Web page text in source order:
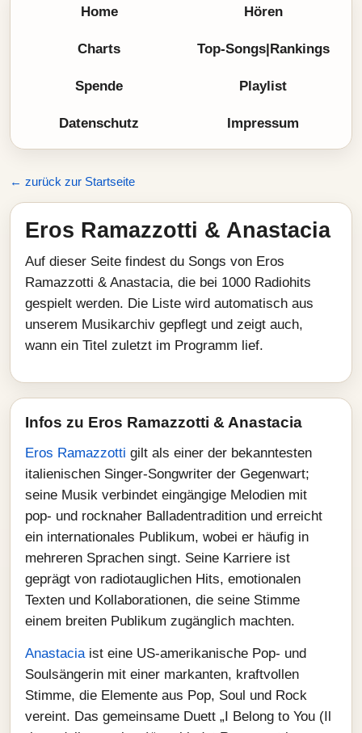
Home Hören
Charts Top-Songs|Rankings
Spende Playlist
Datenschutz Impressum
← zurück zur Startseite
Eros Ramazzotti & Anastacia
Auf dieser Seite findest du Songs von Eros
Ramazzotti & Anastacia, die bei 1000 Radiohits
gespielt werden. Die Liste wird automatisch aus
unserem Musikarchiv gepflegt und zeigt auch,
wann ein Titel zuletzt im Programm lief.
Infos zu Eros Ramazzotti & Anastacia
Eros Ramazzotti gilt als einer der bekanntesten
italienischen Singer‑Songwriter der Gegenwart;
seine Musik verbindet eingängige Melodien mit
pop‑ und rocknaher Balladentradition und erreicht
ein internationales Publikum, wobei er häufig in
mehreren Sprachen singt. Seine Karriere ist
geprägt von radiotauglichen Hits, emotionalen
Texten und Kollaborationen, die seine Stimme
einem breiten Publikum zugänglich machten.
Anastaciaist eine US‑amerikanische Pop‑ und
Soulsängerin mit einer markanten, kraftvollen
Stimme, die Elemente aus Pop, Soul und Rock
vereint. Das gemeinsame Duett „I Belong to You (Il